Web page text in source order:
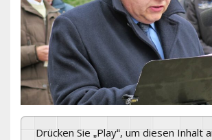
Drücken Sie „Play“, um diesen Inhalt